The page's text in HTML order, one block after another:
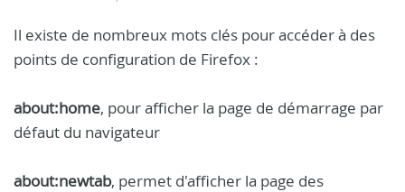
Il existe de nombreux mots clés pour accéder à des
points de configuration de Firefox :
about:home, pour afficher la page de démarrage par
défaut du navigateur
about:newtab, permet d'afficher la page des